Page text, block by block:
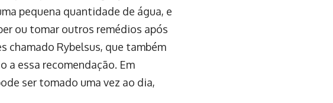
pequena quantidade de água, e
ou tomar outros remédios após
chamado Rybelsus, que também
essa recomendação. Em
ser tomado uma vez ao dia,